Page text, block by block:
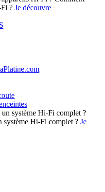
? Je découvre
système Hi-Fi complet ? Je